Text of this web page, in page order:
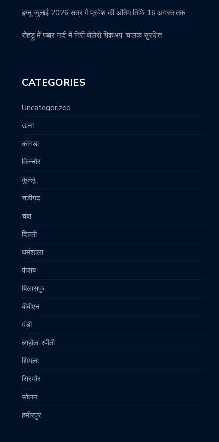
इग्नू जुलाई 2026 सत्र में प्रवेश की अंतिम तिथि 16 अगस्त तक
रोहड़ू में पब्बर नदी में गिरी बोलेरो पिकअप, चालक सुरक्षित
CATEGORIES
Uncategorized
ऊना
काँगड़ा
किन्नौर
कुल्लू
चंडीगढ़
चंबा
दिल्ली
धर्मशाला
पंजाब
बिलासपुर
बीबीएन
मंडी
लाहौल-स्पीती
शिमला
सिरमौर
सोलन
हमीरपुर